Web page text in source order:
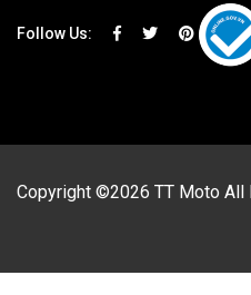
Follow Us:
Copyright ©2026 TT Moto All